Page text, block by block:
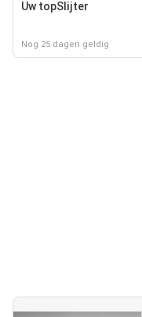
Uw topSlijter
Nog 25 dagen geldig